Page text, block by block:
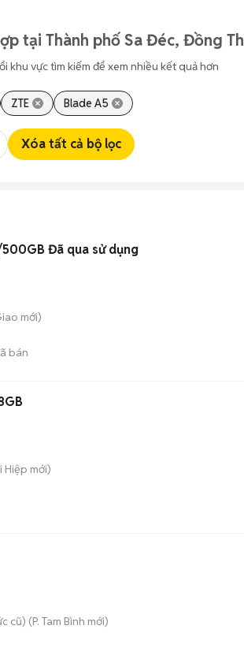
tại Thành phố Sa Đéc, Đồng
khu vực tìm kiếm để xem nhiều kết quả hơn
ZTE Blade A5
Xóa tất cả bộ lọc
Đã qua sử dụng
mới)
bán
Hiệp mới)
cũ) (P. Tam Bình mới)